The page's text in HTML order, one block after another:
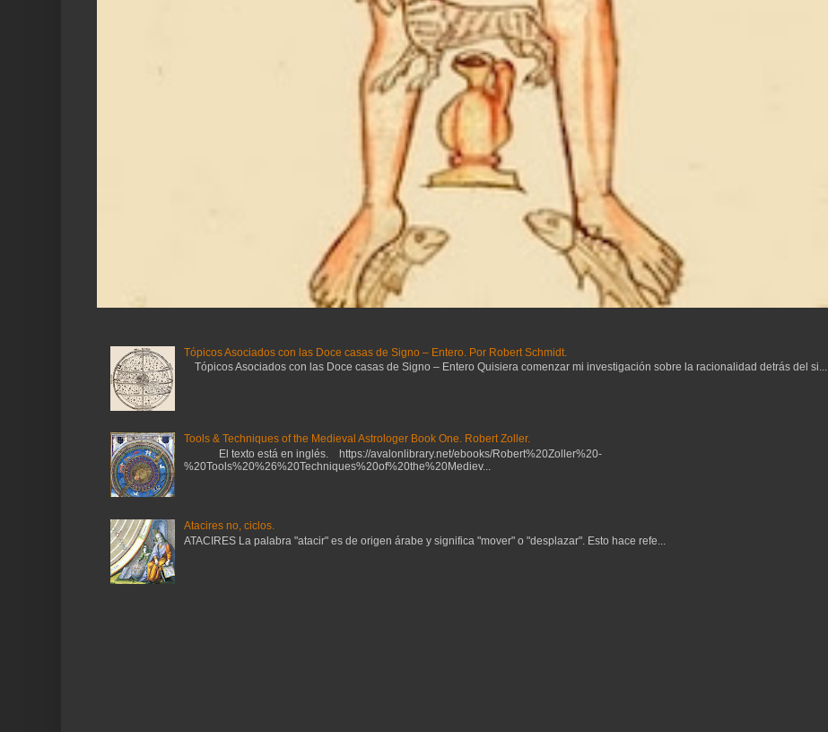
Tópicos Asociados con las Doce casas de Signo – Entero. Por Robert Schmidt.
Tópicos Asociados con las Doce casas de Signo – Entero Quisiera comenzar mi investigación sobre la racionalidad detrás del si...
Tools & Techniques of the Medieval Astrologer Book One. Robert Zoller.
El texto está en inglés. https://avalonlibrary.net/ebooks/Robert%20Zoller%20-
%20Tools%20%26%20Techniques%20of%20the%20Mediev...
Atacires no, ciclos.
ATACIRES La palabra "atacir" es de origen árabe y significa "mover" o "desplazar". Esto hace refe...